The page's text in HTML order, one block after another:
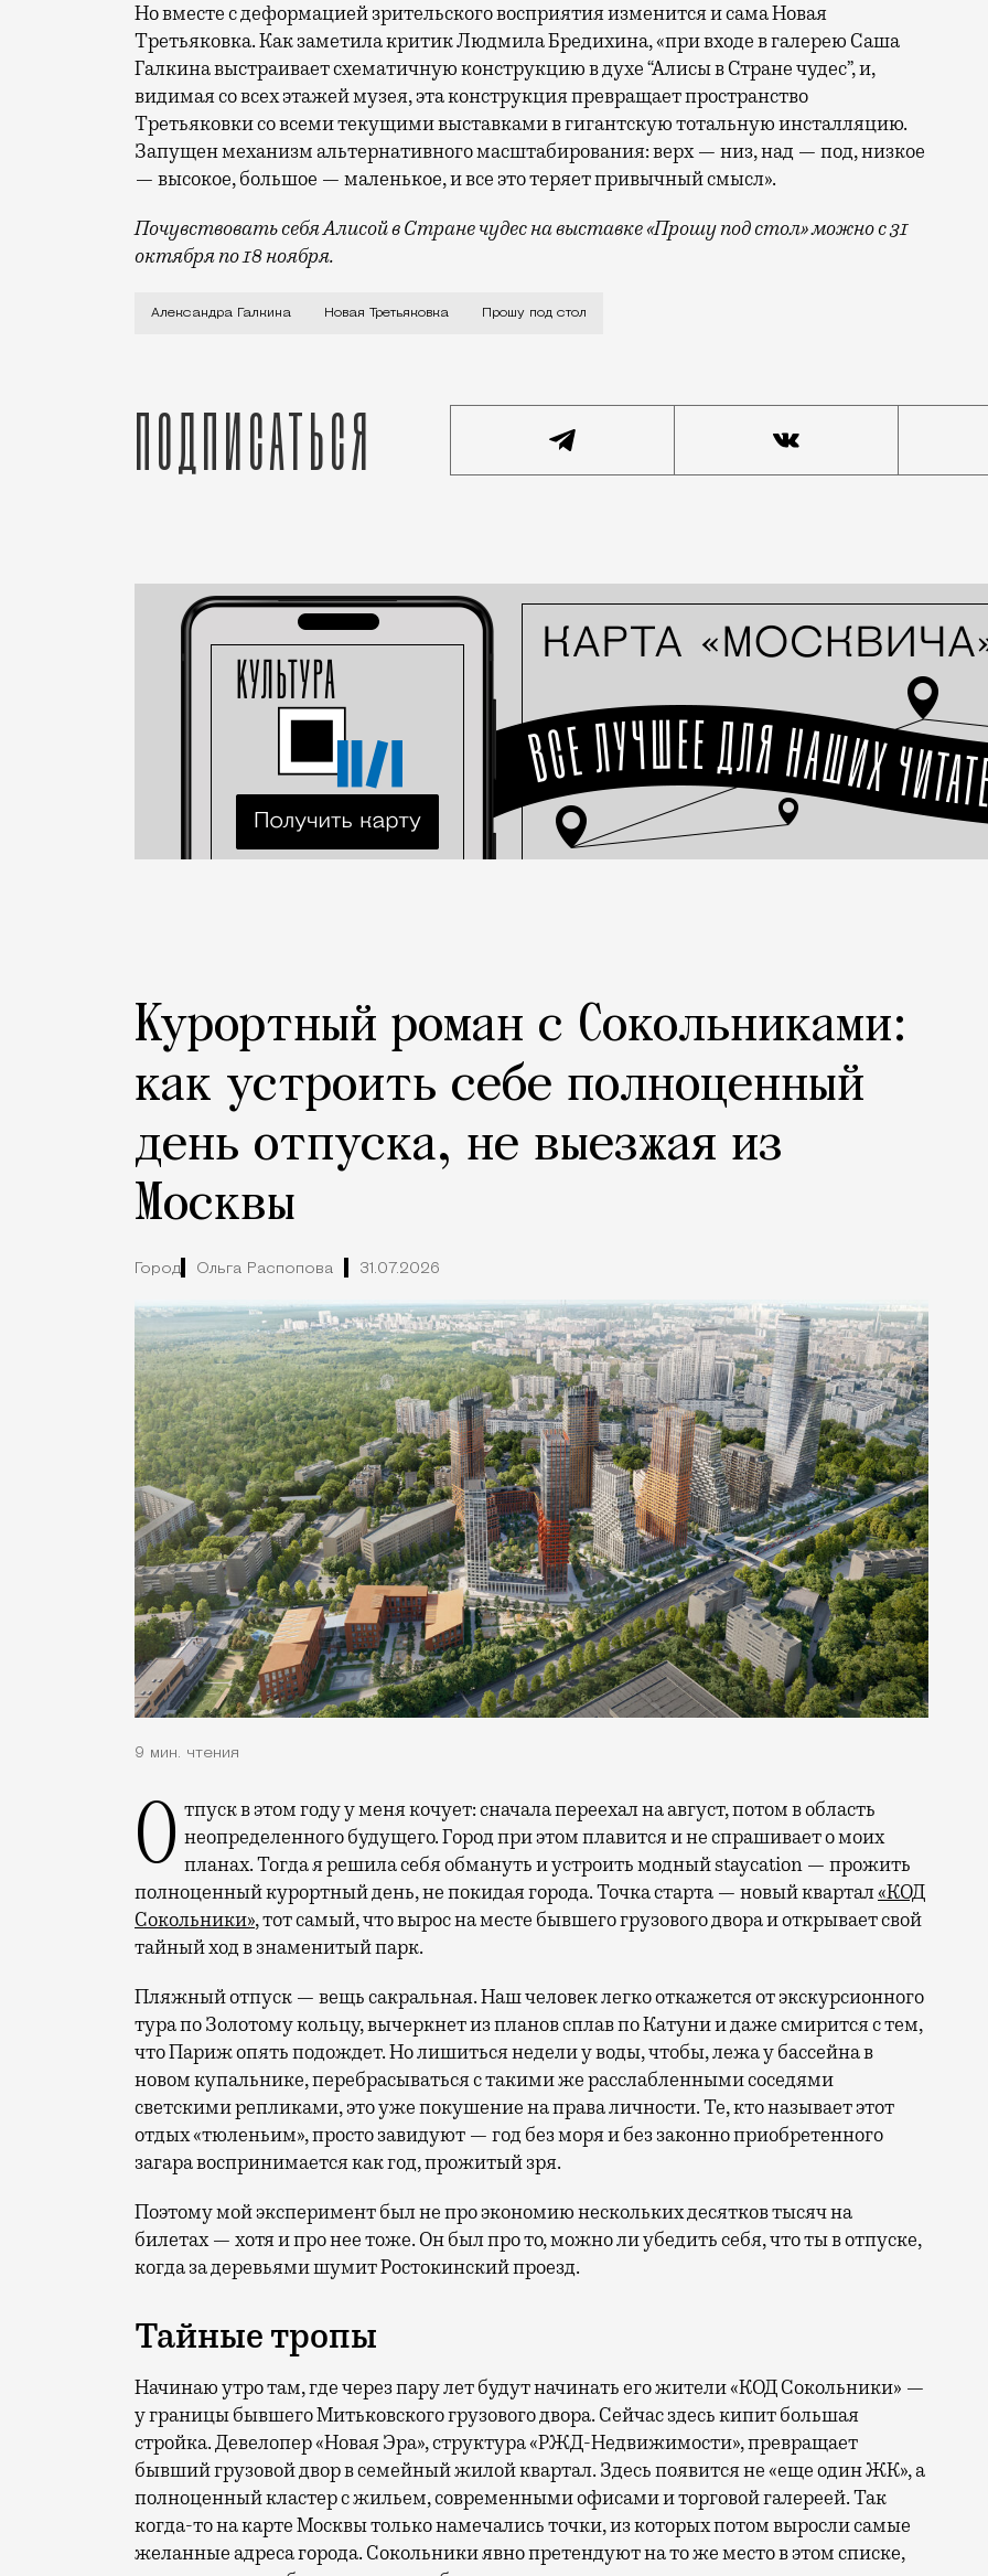
Но вместе с деформацией зрительского восприятия изменится и сама Новая
Третьяковка. Как заметила критик Людмила Бредихина, «при входе в галерею Саша
Галкина выстраивает схематичную конструкцию в духе “Алисы в Стране чудес”, и,
видимая со всех этажей музея, эта конструкция превращает пространство
Третьяковки со всеми текущими выставками в гигантскую тотальную инсталляцию.
Запущен механизм альтернативного масштабирования: верх — низ, над — под, низкое
— высокое, большое — маленькое, и все это теряет привычный смысл».
Почувствовать себя Алисой в Стране чудес на выставке «Прошу под стол»можно с 31
октября по 18 ноября.
С огромными чашками и кастрюлями. Глядя на макет, конечно, не скажешь, какого размера
Александра Галкина Новая Третьяковка Прошу под стол
Подписаться
Курортный роман с Сокольниками:
как устроить себе полноценный
день отпуска, не выезжая из
Москвы
Город Ольга Распопова 31.07.2026
9 мин. чтения
Отпуск в этом году у меня кочует: сначала переехал на август, потом в область неопределенного будущего. Город при этом плавится и не спрашивает о моих
планах. Тогда я решила себя обмануть и устроить модный staycation — прожить
полноценный курортный день, не покидая города. Точка старта — новый квартал«КОД
Сокольники», тот самый, что вырос на месте бывшего грузового двора и открывает свой
тайный ход в знаменитый парк.
Пляжный отпуск — вещь сакральная. Наш человек легко откажется от экскурсионного
тура по Золотому кольцу, вычеркнет из планов сплав по Катуни и даже смирится с тем,
что Париж опять подождет. Но лишиться недели у воды, чтобы, лежа у бассейна в
новом купальнике, перебрасываться с такими же расслабленными соседями
светскими репликами, это уже покушение на права личности. Те, кто называет этот
отдых «тюленьим», просто завидуют — год без моря и без законно приобретенного
загара воспринимается как год, прожитый зря.
Поэтому мой эксперимент был не про экономию нескольких десятков тысяч на
билетах — хотя и про нее тоже. Он был про то, можно ли убедить себя, что ты в отпуске,
когда за деревьями шумит Ростокинский проезд.
Тайные тропы
Начинаю утро там, где через пару лет будут начинать его жители «КОД Сокольники» —
у границы бывшего Митьковского грузового двора. Сейчас здесь кипит большая
стройка. Девелопер «Новая Эра», структура «РЖД-Недвижимости», превращает
бывший грузовой двор в семейный жилой квартал. Здесь появится не «еще один ЖК», а
полноценный кластер с жильем, современными офисами и торговой галереей. Так
когда-то на карте Москвы только намечались точки, из которых потом выросли самые
желанные адреса города. Сокольники явно претендуют на то же место в этом списке,